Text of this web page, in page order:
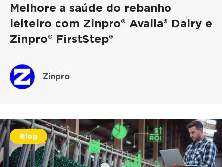
Melhore a saúde do rebanho
leiteiro com Zinpro® Availa® Dairy e
Zinpro® FirstStep®
Zinpro
Blog